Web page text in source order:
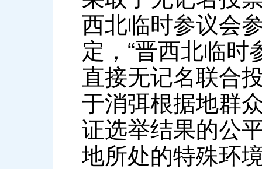
西北临时参议会
定，“晋西北临
直接无记名联合
于消弭根据地群
证选举结果的公
地所处的特殊环